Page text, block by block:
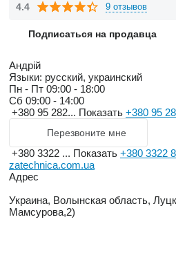
4.4 9 отзывов
Подписаться на продавца
Андрій
Языки: русский, украинский
Пн - Пт 09:00 - 18:00
Сб 09:00 - 14:00
+380 95 282... Показать +380 95
Перезвоните мне
+380 3322 ... Показать +380 3322
zatechnica.com.ua
Адрес
Украина, Волынская область,
Мамсурова,2)